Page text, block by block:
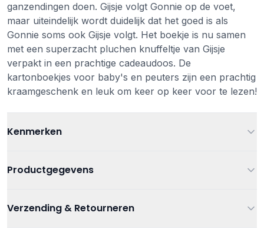
ganzendingen doen. Gijsje volgt Gonnie op de voet,
maar uiteindelijk wordt duidelijk dat het goed is als
Gonnie soms ook Gijsje volgt. Het boekje is nu samen
met een superzacht pluchen knuffeltje van Gijsje
verpakt in een prachtige cadeaudoos. De
kartonboekjes voor baby's en peuters zijn een prachtig
kraamgeschenk en leuk om keer op keer voor te lezen!
Kenmerken
Productgegevens
Artikelnummer
Boeken,Geschenkdozen,Knuffels,
Verzending & Retourneren